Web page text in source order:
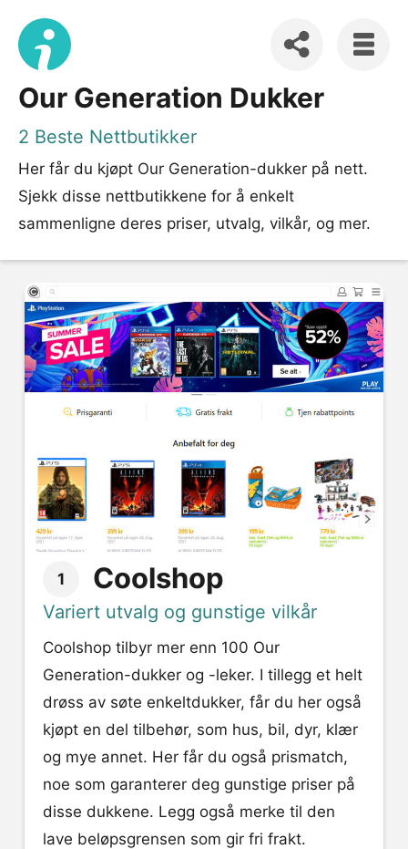
Our Generation Dukker
2 Beste Nettbutikker
Her får du kjøpt Our Generation-dukker på nett.
Sjekk disse nettbutikkene for å enkelt
sammenligne deres priser, utvalg, vilkår, og mer.
1 Coolshop
Variert utvalg og gunstige vilkår
Coolshop tilbyr mer enn 100 Our
Generation-dukker og -leker. I tillegg et helt
drøss av søte enkeltdukker, får du her også
kjøpt en del tilbehør, som hus, bil, dyr, klær
og mye annet. Her får du også prismatch,
noe som garanterer deg gunstige priser på
disse dukkene. Legg også merke til den
lave beløpsgrensen som gir fri frakt.